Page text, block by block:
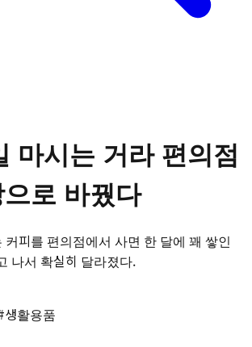
마시는 거라 편의점
로 바꿨다
피를 편의점에서 사면 한 달에 꽤 쌓인
나서 확실히 달라졌다.
생활용품